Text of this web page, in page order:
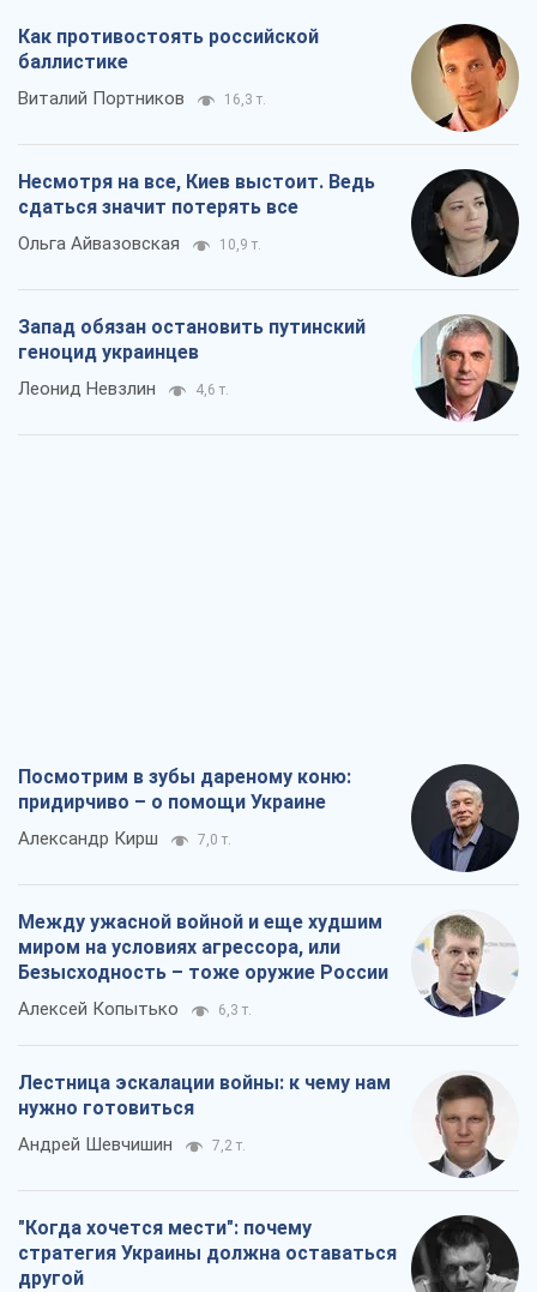
Как противостоять российской
баллистике
Виталий Портников 16,3 т.
Несмотря на все, Киев выстоит. Ведь
сдаться значит потерять все
Ольга Айвазовская 10,9 т.
Запад обязан остановить путинский
геноцид украинцев
Леонид Невзлин 4,6 т.
Посмотрим в зубы дареному коню:
придирчиво – о помощи Украине
Александр Кирш 7,0 т.
Между ужасной войной и еще худшим
миром на условиях агрессора, или
Безысходность – тоже оружие России
Алексей Копытько 6,3 т.
Лестница эскалации войны: к чему нам
нужно готовиться
Андрей Шевчишин 7,2 т.
"Когда хочется мести": почему
стратегия Украины должна оставаться
другой